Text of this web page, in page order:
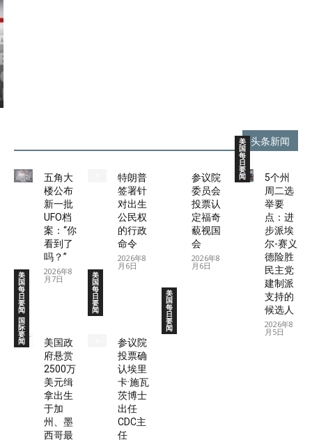
头条新闻
美
国
每
日
要
闻
五角大
楼公布
新一批
UFO档
案：“你
看到了
吗？”
2026年8
月7日 美
国
每
日
要
闻
特朗普
签署针
对出生
公民权
的行政
命令
2026年8
月6日
美
国
每
日
要
闻
参议院
委员会
投票认
定福奇
藐视国
会
2026年8
月6日
美
国
每
日
要
闻
5个州
周二选
举要
点：进
步派埃
尔-赛义
德险胜
民主党
建制派
支持的
候选人
2026年8
月5日
国
际
要
闻
美国政
府悬赏
2500万
美元缉
拿出生
于加
州、墨
西哥最
参议院
投票确
认埃里
卡·施瓦
茨博士
出任
CDC主
任